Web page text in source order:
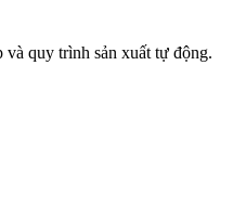
và quy trình sản xuất tự động.